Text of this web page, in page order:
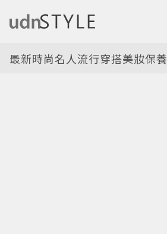
最新時尚名人流行穿搭美妝保養